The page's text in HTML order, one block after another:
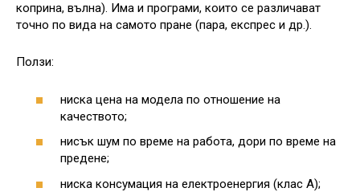
коприна, вълна). Има и програми, които се различават
точно по вида на самото пране (пара, експрес и др.).
Ползи:
ниска цена на модела по отношение на
качеството;
нисък шум по време на работа, дори по време на
предене;
ниска консумация на електроенергия (клас А);